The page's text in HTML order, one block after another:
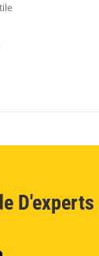
D'experts